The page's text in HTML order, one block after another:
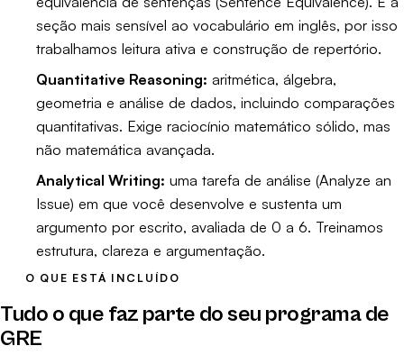
seção mais sensível ao vocabulário em inglês, por isso
trabalhamos leitura ativa e construção de repertório.
Quantitative Reasoning: aritmética, álgebra,
geometria e análise de dados, incluindo comparações
quantitativas. Exige raciocínio matemático sólido, mas
não matemática avançada.
Analytical Writing: uma tarefa de análise (Analyze an
Issue) em que você desenvolve e sustenta um
argumento por escrito, avaliada de 0 a 6. Treinamos
estrutura, clareza e argumentação.
O QUE ESTÁ INCLUÍDO
Tudo o que faz parte do seu programa de
GRE